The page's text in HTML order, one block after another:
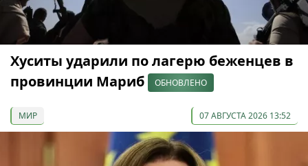
Хуситы ударили по лагерю беженцев в
провинции Мариб
ОБНОВЛЕНО
МИР 07 АВГУСТА 2026 13:52